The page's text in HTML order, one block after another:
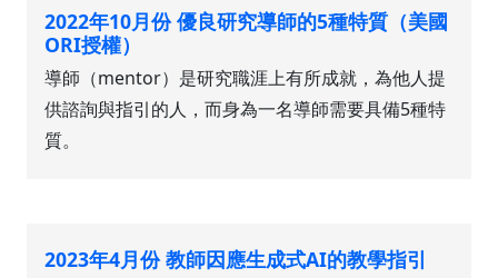
2022年10月份 優良研究導師的5種特質（美國
ORI授權）
導師（mentor）是研究職涯上有所成就，為他人提
供諮詢與指引的人，而身為一名導師需要具備5種特
質。
2023年4月份 教師因應生成式AI的教學指引